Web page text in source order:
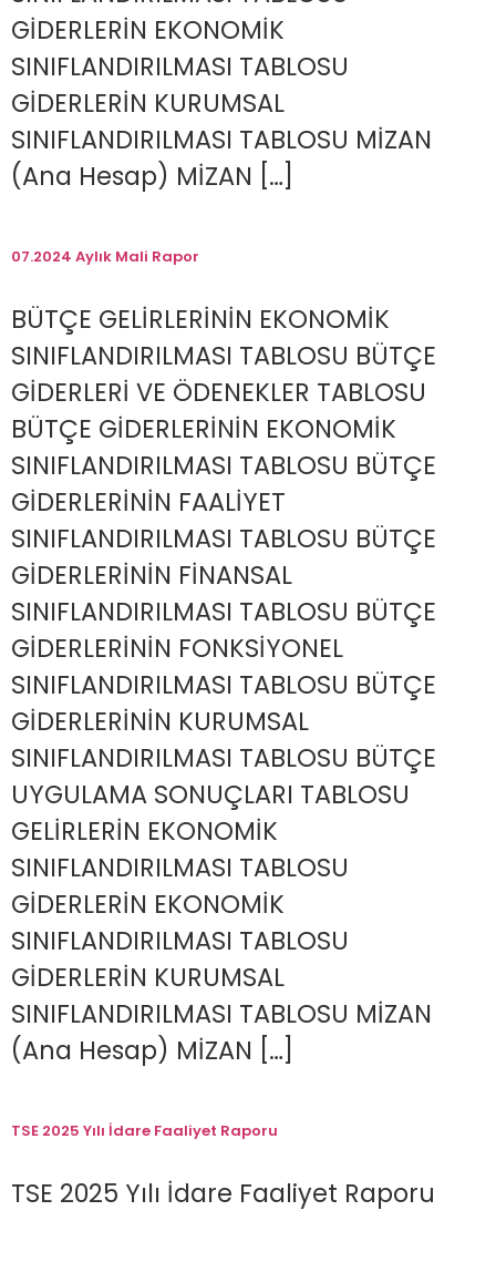
GİDERLERİN EKONOMİK
SINIFLANDIRILMASI TABLOSU
GİDERLERİN KURUMSAL
SINIFLANDIRILMASI TABLOSU MİZAN
(Ana Hesap) MİZAN […]
07.2024 Aylık Mali Rapor
BÜTÇE GELİRLERİNİN EKONOMİK
SINIFLANDIRILMASI TABLOSU BÜTÇE
GİDERLERİ VE ÖDENEKLER TABLOSU
BÜTÇE GİDERLERİNİN EKONOMİK
SINIFLANDIRILMASI TABLOSU BÜTÇE
GİDERLERİNİN FAALİYET
SINIFLANDIRILMASI TABLOSU BÜTÇE
GİDERLERİNİN FİNANSAL
SINIFLANDIRILMASI TABLOSU BÜTÇE
GİDERLERİNİN FONKSİYONEL
SINIFLANDIRILMASI TABLOSU BÜTÇE
GİDERLERİNİN KURUMSAL
SINIFLANDIRILMASI TABLOSU BÜTÇE
UYGULAMA SONUÇLARI TABLOSU
GELİRLERİN EKONOMİK
SINIFLANDIRILMASI TABLOSU
GİDERLERİN EKONOMİK
SINIFLANDIRILMASI TABLOSU
GİDERLERİN KURUMSAL
SINIFLANDIRILMASI TABLOSU MİZAN
(Ana Hesap) MİZAN […]
TSE 2025 Yılı İdare Faaliyet Raporu
TSE 2025 Yılı İdare Faaliyet Raporu